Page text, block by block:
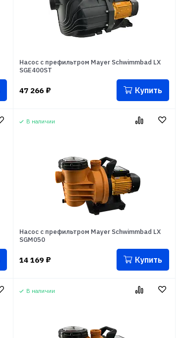
Насос с префильтром Mayer Schwimmbad LX
SGE400ST
47 266 ₽ Купить
В наличии
Насос с префильтром Mayer Schwimmbad LX
SGM050
14 169 ₽ Купить
В наличии